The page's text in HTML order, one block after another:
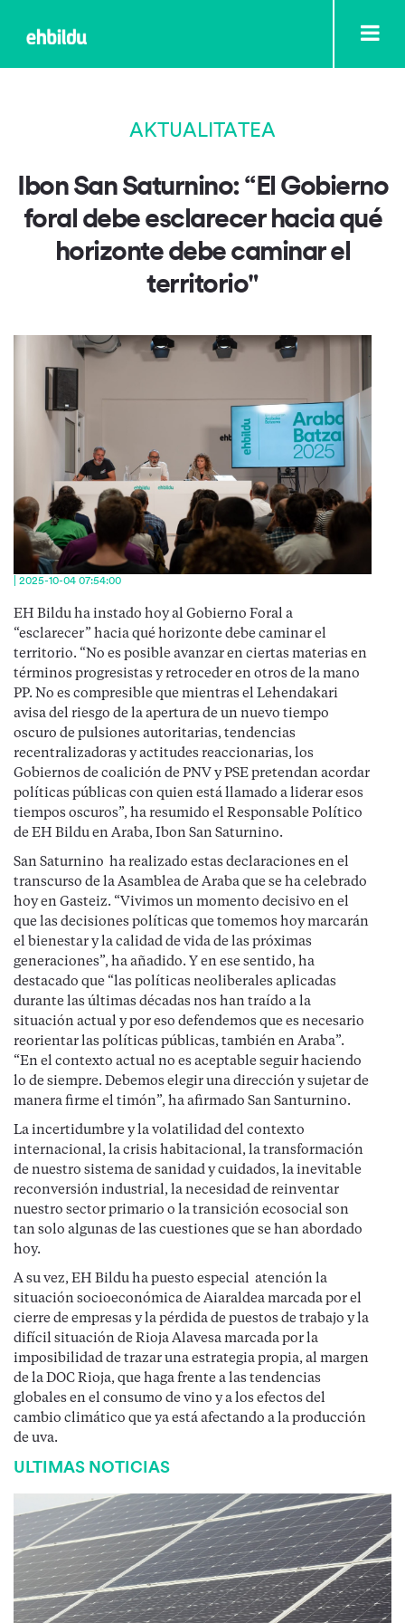
AKTUALITATEA
Ibon San Saturnino: “El Gobierno
foral debe esclarecer hacia qué
horizonte debe caminar el
territorio"
| 2025-10-04 07:54:00
EH Bildu ha instado hoy al Gobierno Foral a
“esclarecer” hacia qué horizonte debe caminar el
territorio. “No es posible avanzar en ciertas materias en
términos progresistas y retroceder en otros de la mano
PP. No es compresible que mientras el Lehendakari
avisa del riesgo de la apertura de un nuevo tiempo
oscuro de pulsiones autoritarias, tendencias
recentralizadoras y actitudes reaccionarias, los
Gobiernos de coalición de PNV y PSE pretendan acordar
políticas públicas con quien está llamado a liderar esos
tiempos oscuros”, ha resumido el Responsable Político
de EH Bildu en Araba, Ibon San Saturnino.
San Saturnino ha realizado estas declaraciones en el
transcurso de la Asamblea de Araba que se ha celebrado
hoy en Gasteiz. “Vivimos un momento decisivo en el
que las decisiones políticas que tomemos hoy marcarán
el bienestar y la calidad de vida de las próximas
generaciones”, ha añadido. Y en ese sentido, ha
destacado que “las políticas neoliberales aplicadas
durante las últimas décadas nos han traído a la
situación actual y por eso defendemos que es necesario
reorientar las políticas públicas, también en Araba”.
“En el contexto actual no es aceptable seguir haciendo
lo de siempre. Debemos elegir una dirección y sujetar de
manera firme el timón”, ha afirmado San Santurnino.
La incertidumbre y la volatilidad del contexto
internacional, la crisis habitacional, la transformación
de nuestro sistema de sanidad y cuidados, la inevitable
reconversión industrial, la necesidad de reinventar
nuestro sector primario o la transición ecosocial son
tan solo algunas de las cuestiones que se han abordado
hoy.
A su vez, EH Bildu ha puesto especial atención la
situación socioeconómica de Aiaraldea marcada por el
cierre de empresas y la pérdida de puestos de trabajo y la
difícil situación de Rioja Alavesa marcada por la
imposibilidad de trazar una estrategia propia, al margen
de la DOC Rioja, que haga frente a las tendencias
globales en el consumo de vino y a los efectos del
cambio climático que ya está afectando a la producción
de uva.
ULTIMAS NOTICIAS